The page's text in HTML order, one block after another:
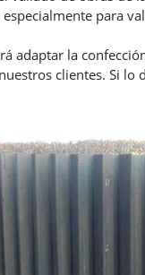
para
adaptar la
clientes. Si